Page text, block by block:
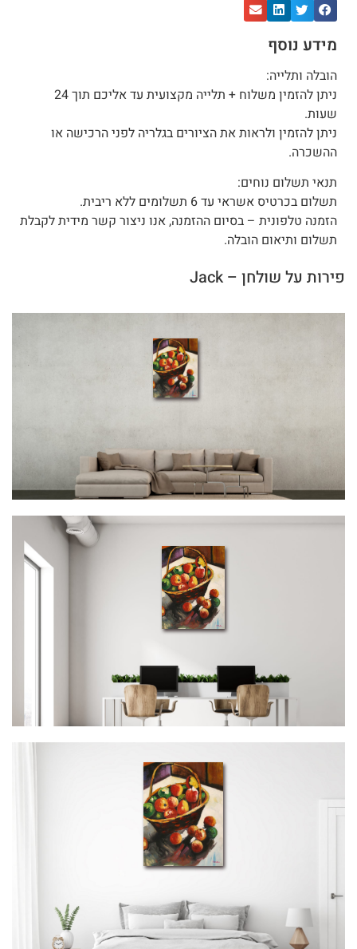
מידע נוסף
הובלה ותלייה:
ניתן להזמין משלוח + תלייה מקצועית עד אליכם תוך 24
שעות.
ניתן להזמין ולראות את הציורים בגלריה לפני הרכישה או
ההשכרה.
תנאי תשלום נוחים:
תשלום בכרטיס אשראי עד 6 תשלומים ללא ריבית.
הזמנה טלפונית – בסיום ההזמנה, אנו ניצור קשר מידית לקבלת
תשלום ותיאום הובלה.
פירות על שולחן – Jack